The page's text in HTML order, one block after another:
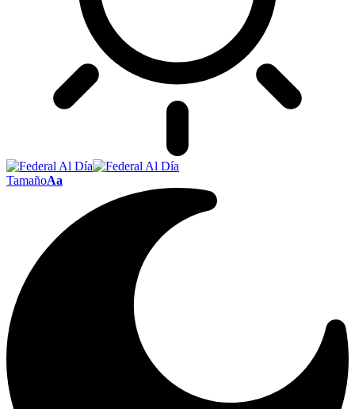
TamañoAa